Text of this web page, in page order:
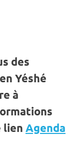
des
Yéshé
à
lien Agenda